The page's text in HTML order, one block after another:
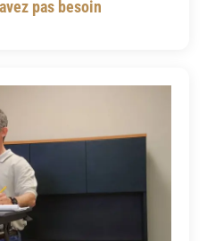
pas besoin